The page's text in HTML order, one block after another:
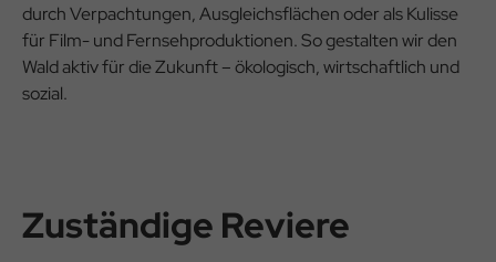
durch Verpachtungen, Ausgleichsflächen oder als Kulisse
für Film- und Fernsehproduktionen. So gestalten wir den
Wald aktiv für die Zukunft – ökologisch, wirtschaftlich und
sozial.
Zuständige Reviere